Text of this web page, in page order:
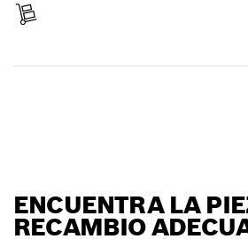
ENCUENTRA LA
RECAMBIO